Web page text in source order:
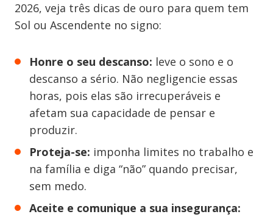
2026, veja três dicas de ouro para quem tem
Sol ou Ascendente no signo:
Honre o seu descanso: leve o sono e o
descanso a sério. Não negligencie essas
horas, pois elas são irrecuperáveis e
afetam sua capacidade de pensar e
produzir.
Proteja-se: imponha limites no trabalho e
na família e diga “não” quando precisar,
sem medo.
Aceite e comunique a sua insegurança: